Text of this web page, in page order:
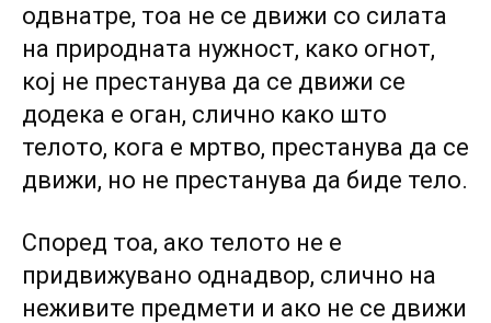
одвнатре, тоа не се движи со силата
на природната нужност, како огнот,
кој не престанува да се движи се
додека е оган, слично како што
телото, кога е мртво, престанува да се
движи, но не престанува да биде тело.
Според тоа, ако телото не е
придвижувано однадвор, слично на
неживите предмети и ако не се движи